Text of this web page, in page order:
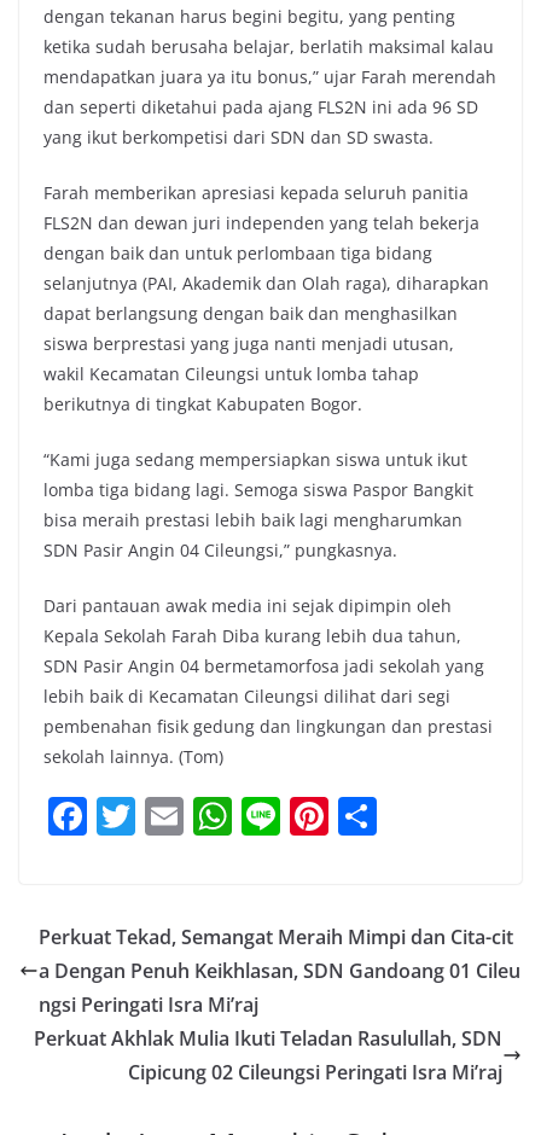
dengan tekanan harus begini begitu, yang penting
ketika sudah berusaha belajar, berlatih maksimal kalau
mendapatkan juara ya itu bonus,” ujar Farah merendah
dan seperti diketahui pada ajang FLS2N ini ada 96 SD
yang ikut berkompetisi dari SDN dan SD swasta.
Farah memberikan apresiasi kepada seluruh panitia
FLS2N dan dewan juri independen yang telah bekerja
dengan baik dan untuk perlombaan tiga bidang
selanjutnya (PAI, Akademik dan Olah raga), diharapkan
dapat berlangsung dengan baik dan menghasilkan
siswa berprestasi yang juga nanti menjadi utusan,
wakil Kecamatan Cileungsi untuk lomba tahap
berikutnya di tingkat Kabupaten Bogor.
“Kami juga sedang mempersiapkan siswa untuk ikut
lomba tiga bidang lagi. Semoga siswa Paspor Bangkit
bisa meraih prestasi lebih baik lagi mengharumkan
SDN Pasir Angin 04 Cileungsi,” pungkasnya.
Dari pantauan awak media ini sejak dipimpin oleh
Kepala Sekolah Farah Diba kurang lebih dua tahun,
SDN Pasir Angin 04 bermetamorfosa jadi sekolah yang
lebih baik di Kecamatan Cileungsi dilihat dari segi
pembenahan fisik gedung dan lingkungan dan prestasi
sekolah lainnya. (Tom)
F
e
b
o
o
T
er
E
l
W
s
A
p
p
Li Pi
e
st
e
Perkuat Tekad, Semangat Meraih Mimpi dan Cita-cit
a Dengan Penuh Keikhlasan, SDN Gandoang 01 Cileu
ngsi Peringati Isra Mi’raj
Perkuat Akhlak Mulia Ikuti Teladan Rasulullah, SDN
Cipicung 02 Cileungsi Peringati Isra Mi’raj